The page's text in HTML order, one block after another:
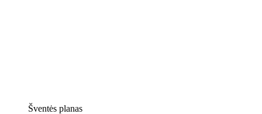
Šventės planas